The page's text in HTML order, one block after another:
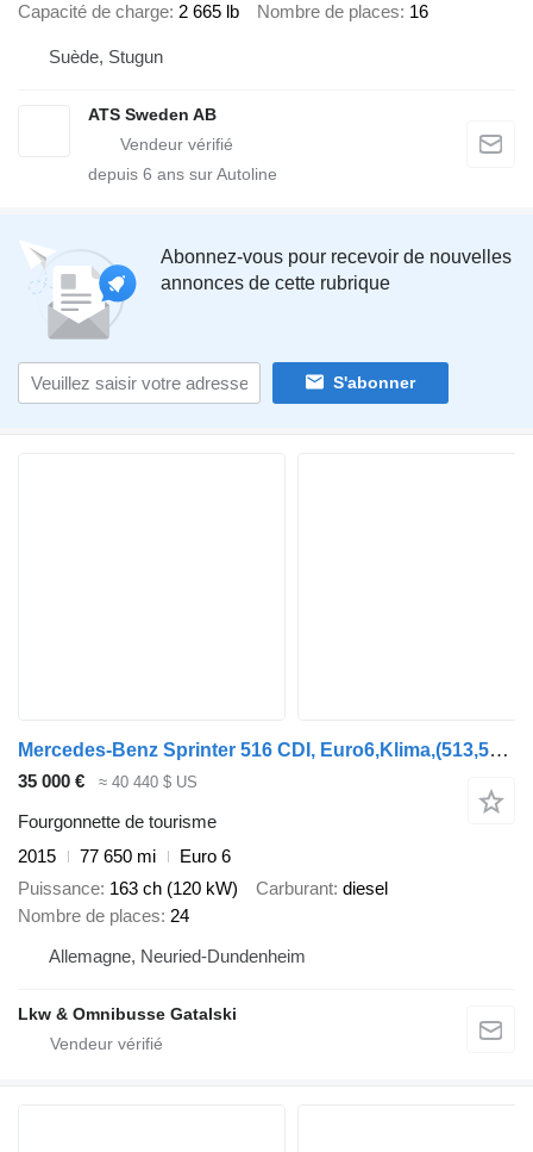
Capacité de charge 2 665 lb Nombre de places 16
Suède, Stugun
ATS Sweden AB
depuis 6 ans sur Autoline
Abonnez-vous pour recevoir de nouvelles
annonces de cette rubrique
S'abonner
Mercedes-Benz Sprinter 516 CDI, Euro6,Klima,(513,519)
35 000 € ≈ 40 440 $ US
Fourgonnette de tourisme
2015
77 650 mi
Euro 6
Puissance 163 ch (120 kW) Carburant diesel
Nombre de places 24
Allemagne, Neuried-Dundenheim
Lkw & Omnibusse Gatalski